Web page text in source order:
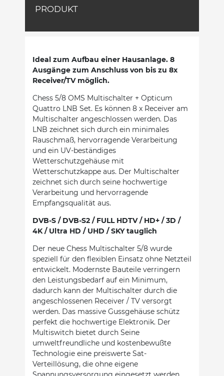
PRODUKT
Ideal zum Aufbau einer Hausanlage. 8
Ausgänge zum Anschluss von bis zu 8x
Receiver/TV möglich.
Chess 5/8 OMS Multischalter + Opticum
Quattro LNB Set. Es können 8 x Receiver am
Multischalter angeschlossen werden. Das
LNB zeichnet sich durch ein minimales
Rauschmaß, hervorragende Verarbeitung
und ein UV-beständiges
Wetterschutzgehäuse mit
Wetterschutzkappe aus. Der Multischalter
zeichnet sich durch seine hochwertige
Verarbeitung und hervorragende
Empfangsqualität aus.
DVB-S / DVB-S2 / FULL HDTV / HD+ / 3D /
4K / Ultra HD / UHD / SKY tauglich
Der neue Chess Multischalter 5/8 wurde
speziell für den flexiblen Einsatz ohne Netzteil
entwickelt. Modernste Bauteile verringern
den Leistungsbedarf auf ein Minimum,
dadurch kann der Multischalter durch die
angeschlossenen Receiver / TV versorgt
werden. Das massive Gussgehäuse schütz
perfekt die hochwertige Elektronik. Der
Multiswitch bietet durch Seine
umweltfreundliche und kostenbewußte
Technologie eine preiswerte Sat-
Verteillösung, die ohne eigene